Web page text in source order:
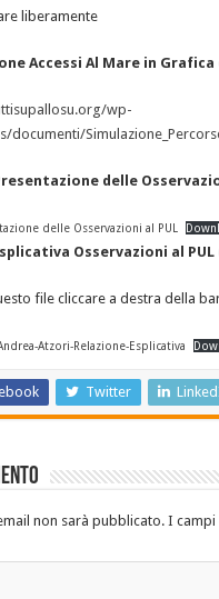
liberamente
Accessi Al Mare in
wp-
documenti/
delle
delle Osservazioni al PUL
Osservazioni al PUL
file cliccare a destra della
Atzori-Relazione-Esplicativa
Twitter
non sarà pubblicato. I campi